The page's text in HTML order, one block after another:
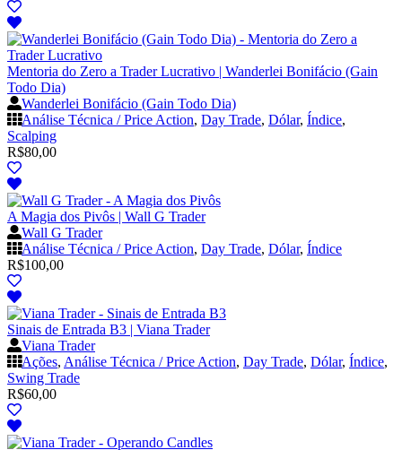
Mentoria do Zero a Trader Lucrativo | Wanderlei Bonifácio (Gain
Todo Dia)
Wanderlei Bonifácio (Gain Todo Dia)
Análise Técnica / Price Action, Day Trade, Dólar, Índice,
Scalping
R$80,00
A Magia dos Pivôs | Wall G Trader
Wall G Trader
Análise Técnica / Price Action, Day Trade, Dólar, Índice
R$100,00
Sinais de Entrada B3 | Viana Trader
Viana Trader
Ações, Análise Técnica / Price Action, Day Trade, Dólar, Índice,
Swing Trade
R$60,00